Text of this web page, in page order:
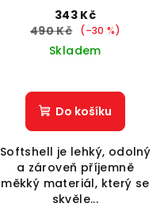
343 Kč
490 Kč
(–30 %)
Skladem
Do košíku
Softshell je lehký, odolný
a zároveň příjemně
měkký materiál, který se
skvěle...